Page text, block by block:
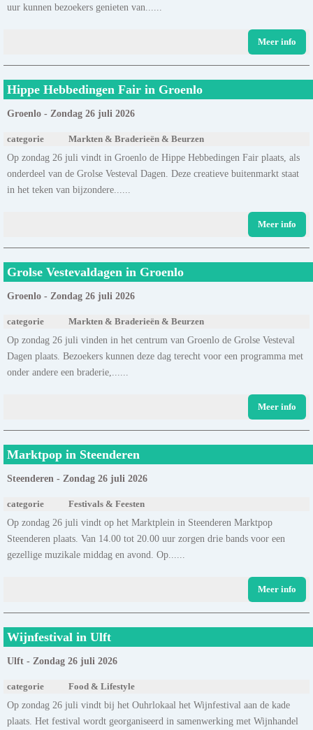
uur kunnen bezoekers genieten van......
Meer info
Hippe Hebbedingen Fair in Groenlo
Groenlo - Zondag 26 juli 2026
categorie Markten & Braderieën & Beurzen
Op zondag 26 juli vindt in Groenlo de Hippe Hebbedingen Fair plaats, als
onderdeel van de Grolse Vesteval Dagen. Deze creatieve buitenmarkt staat
in het teken van bijzondere......
Meer info
Grolse Vestevaldagen in Groenlo
Groenlo - Zondag 26 juli 2026
categorie Markten & Braderieën & Beurzen
Op zondag 26 juli vinden in het centrum van Groenlo de Grolse Vesteval
Dagen plaats. Bezoekers kunnen deze dag terecht voor een programma met
onder andere een braderie,......
Meer info
Marktpop in Steenderen
Steenderen - Zondag 26 juli 2026
categorie Festivals & Feesten
Op zondag 26 juli vindt op het Marktplein in Steenderen Marktpop
Steenderen plaats. Van 14.00 tot 20.00 uur zorgen drie bands voor een
gezellige muzikale middag en avond. Op......
Meer info
Wijnfestival in Ulft
Ulft - Zondag 26 juli 2026
categorie Food & Lifestyle
Op zondag 26 juli vindt bij het Ouhrlokaal het Wijnfestival aan de kade
plaats. Het festival wordt georganiseerd in samenwerking met Wijnhandel